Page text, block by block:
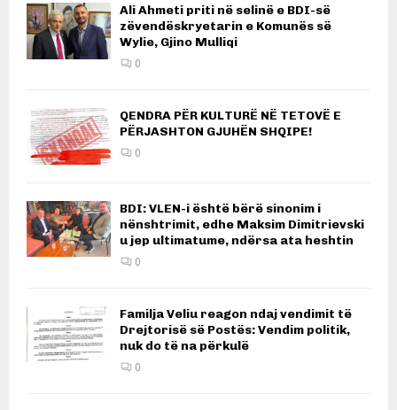
Ali Ahmeti priti në selinë e BDI-së
zëvendëskryetarin e Komunës së
Wylie, Gjino Mulliqi
0
QENDRA PËR KULTURË NË TETOVË E
PËRJASHTON GJUHËN SHQIPE!
0
BDI: VLEN-i është bërë sinonim i
nënshtrimit, edhe Maksim Dimitrievski
u jep ultimatume, ndërsa ata heshtin
0
Familja Veliu reagon ndaj vendimit të
Drejtorisë së Postës: Vendim politik,
nuk do të na përkulë
0